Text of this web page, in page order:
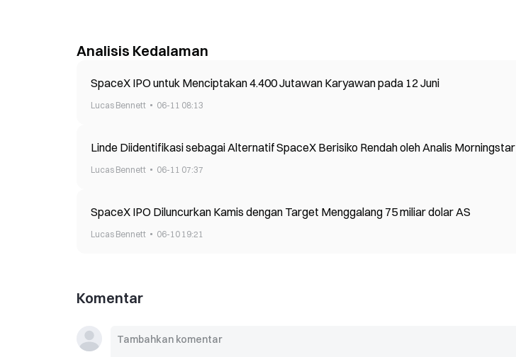
Analisis Kedalaman
SpaceX IPO untuk Menciptakan 4.400 Jutawan Karyawan pada 12 Juni
Lucas Bennett 06-11 08:13
Linde Diidentifikasi sebagai Alternatif SpaceX Berisiko Rendah oleh Analis Morningstar
Lucas Bennett 06-11 07:37
SpaceX IPO Diluncurkan Kamis dengan Target Menggalang 75 miliar dolar AS
Lucas Bennett 06-10 19:21
Komentar